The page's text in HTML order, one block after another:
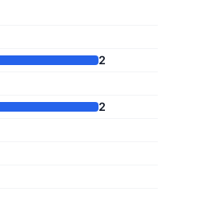
2
2